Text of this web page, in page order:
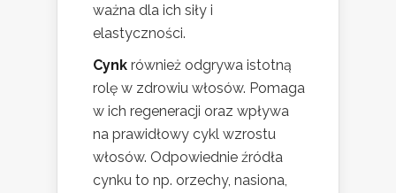
ważna dla ich siły i
elastyczności.
Cynk również odgrywa istotną
rolę w zdrowiu włosów. Pomaga
w ich regeneracji oraz wpływa
na prawidłowy cykl wzrostu
włosów. Odpowiednie źródła
cynku to np. orzechy, nasiona,